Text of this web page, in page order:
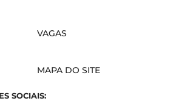
VAGAS
MAPA DO SITE
SOCIAIS: